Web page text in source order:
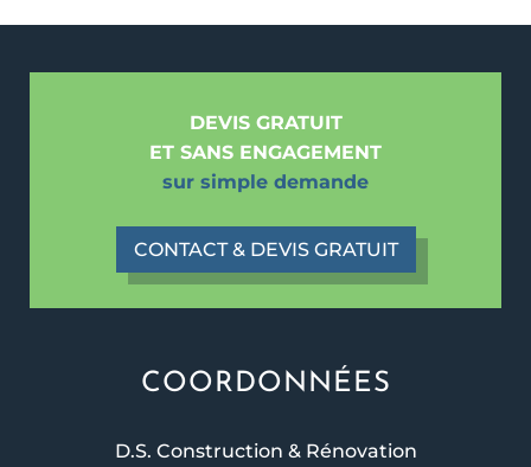
DEVIS GRATUIT
ET SANS ENGAGEMENT
sur simple demande
CONTACT & DEVIS GRATUIT
COORDONNÉES
D.S. Construction & Rénovation